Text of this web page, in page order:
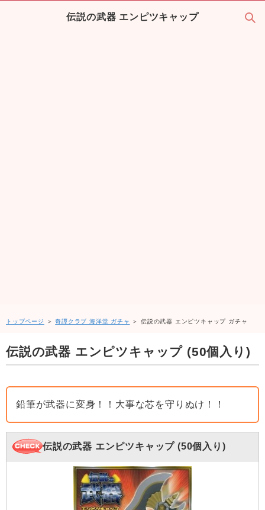
伝説の武器 エンピツキャップ
トップページ ＞奇譚クラブ 海洋堂 ガチャ ＞ 伝説の武器 エンピツキャップ ガチャ
伝説の武器 エンピツキャップ (50個入り)
鉛筆が武器に変身！！大事な芯を守りぬけ！！
伝説の武器 エンピツキャップ (50個入り)